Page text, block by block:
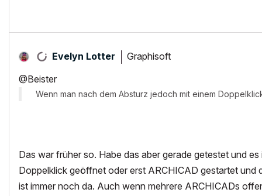
Evelyn Lotter
Graphisoft
@Beister
Wenn man nach dem Absturz jedoch mit einem
Das war früher so. Habe das aber gerade getestet und
Doppelklick geöffnet oder erst ARCHICAD gestartet
ist immer noch da. Auch wenn mehrere ARCHICADs